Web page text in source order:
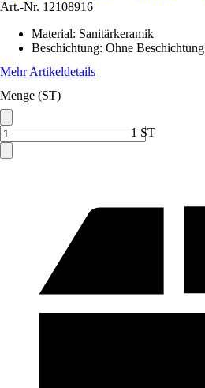
Art.-Nr. 12108916
Material: Sanitärkeramik
Beschichtung: Ohne Beschichtung
Mehr Artikeldetails
Menge (ST)
1 ST